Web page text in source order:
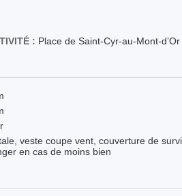
: Place de Saint-Cyr-au-Mont-d’Or
veste coupe vent, couverture de
en cas de moins bien